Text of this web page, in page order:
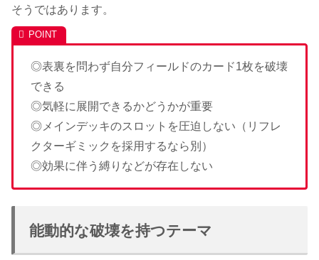
そうではあります。
◎表裏を問わず自分フィールドのカード1枚を破壊
できる
◎気軽に展開できるかどうかが重要
◎メインデッキのスロットを圧迫しない（リフレ
クターギミックを採用するなら別）
◎効果に伴う縛りなどが存在しない
能動的な破壊を持つテーマ